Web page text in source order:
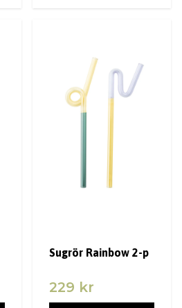
Sugrör Rainbow 2-p
229 kr